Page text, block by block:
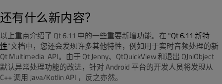
还有什么新内容？
以上重点介绍了 Qt 6.11 中的一些重要新增功能。在 "Qt 6.11 新特
性"文档中，您还会发现许多其他特性，例如用于实时音频处理的新
Qt Multimedia API。由于 Qt Jenny、QtQuickView 和退出 QJniObject
默认异常处理功能的改进，针对 Android 平台的开发人员将发现从
C++ 调用 Java/Kotlin API ， 反之亦然。